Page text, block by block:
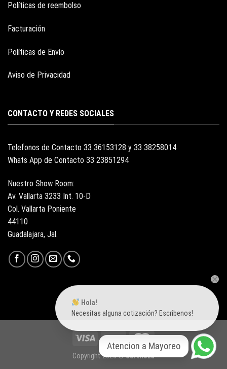
Políticas de reembolso
Facturación
Políticas de Envío
Aviso de Privacidad
CONTACTO Y REDES SOCIALES
Telefonos de Contacto 33 36153128 y 33 38258014
Whats App de Contacto 33 23851294
Nuestro Show Room:
Av. Vallarta 3233 Int. 10-D
Col. Vallarta Poniente
44110
Guadalajara, Jal.
Copyright 2026 ©Surtiloza
Hola!
Necesitas alguna cotización? Escribenos!
Atencion a Mayoreo